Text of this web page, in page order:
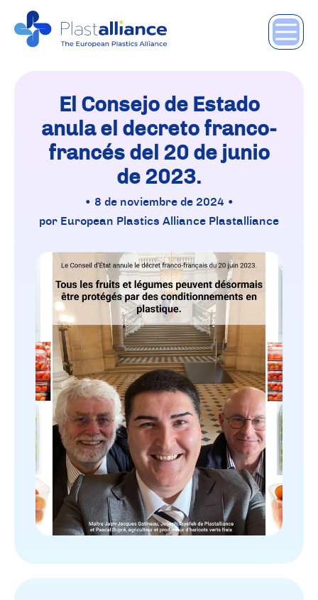
El Consejo de Estado
anula el decreto franco-
francés del 20 de junio
de 2023.
• 8 de noviembre de 2024 •
por European Plastics Alliance Plastalliance